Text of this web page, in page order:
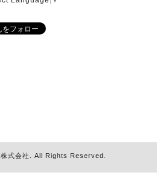
式会社 . All Rights Reserved.